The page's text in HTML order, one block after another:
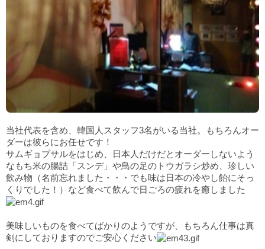
当社代表を含め、韓国人スタッフ3名がいる当社。もちろんオー
ダーは彼らにお任せです！
サムギョプサルをはじめ、日本人だけだとオーダーしないよう
なもち米の腸詰「スンデ」や鳥の足のトウガラシ炒め、珍しい
飲み物（名前忘れました・・・でも味は日本の冷やし飴にそっ
くりでした！）など食べて飲んで日ごろの疲れを癒しました
美味しいものを食べてばかりのようですが、もちろん仕事は真
剣にしておりますのでご安心ください